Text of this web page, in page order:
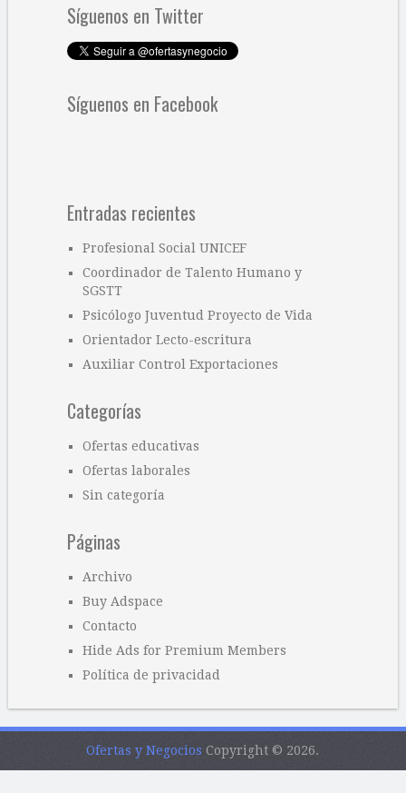
Síguenos en Twitter
Síguenos en Facebook
Entradas recientes
Profesional Social UNICEF
Coordinador de Talento Humano y
SGSTT
Psicólogo Juventud Proyecto de Vida
Orientador Lecto-escritura
Auxiliar Control Exportaciones
Categorías
Ofertas educativas
Ofertas laborales
Sin categoría
Páginas
Archivo
Buy Adspace
Contacto
Hide Ads for Premium Members
Política de privacidad
Ofertas y Negocios Copyright © 2026.